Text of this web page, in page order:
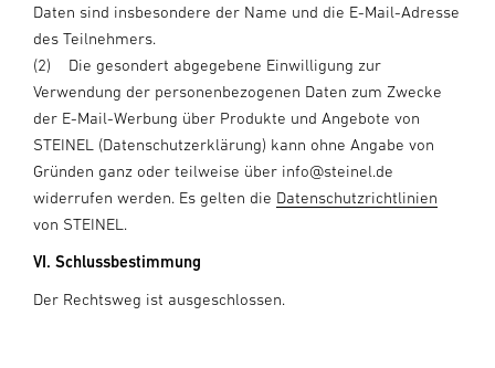
Daten sind insbesondere der Name und die E-Mail-Adresse
des Teilnehmers.
(2) Die gesondert abgegebene Einwilligung zur
Verwendung der personenbezogenen Daten zum Zwecke
der E-Mail-Werbung über Produkte und Angebote von
STEINEL (Datenschutzerklärung) kann ohne Angabe von
Gründen ganz oder teilweise über info@steinel.de
widerrufen werden. Es gelten die Datenschutzrichtlinien
von STEINEL.
VI. Schlussbestimmung
Der Rechtsweg ist ausgeschlossen.